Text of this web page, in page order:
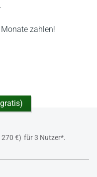
zahlen!
€) für 3 Nutzer*.